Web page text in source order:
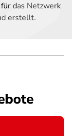
für das Netzwerk
erstellt.